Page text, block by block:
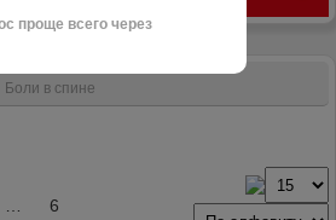
проще всего через
Боли в спине
6